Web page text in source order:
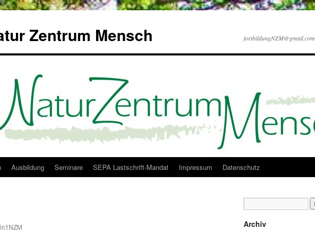
Zentrum Mensch fortbildungNZM@gmail.com
Ausbildung Seminare SEPA Lastschrift-Mandat Impressum Datenschutz
Archiv